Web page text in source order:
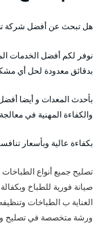
هل تبحث عن أفضل شركة
نوفر لكم أفضل الخدمات
بدقائق معدودة لحل أي
بأحدث المعدات و أيضا
والكفاءة المهنية في
بكفاءة عالية وبأسعار
تصليح جميع أنواع
صيانة فورية للطباخ
العناية ب الطباخات
ورشة متخصصة في تصليح